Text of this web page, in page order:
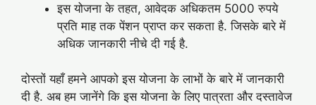
इस योजना के तहत, आवेदक अधिकतम 5000 रुपये
प्रति माह तक पेंशन प्राप्त कर सकता है. जिसके बारे में
अधिक जानकारी नीचे दी गई है.
दोस्तों यहाँ हमने आपको इस योजना के लाभों के बारे में जानकारी
दी है. अब हम जानेंगे कि इस योजना के लिए पात्रता और दस्तावेज